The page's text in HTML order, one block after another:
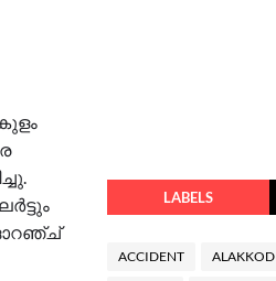
ഓറഞ്ച്
LABELS
ACCIDENT ALAKKOD